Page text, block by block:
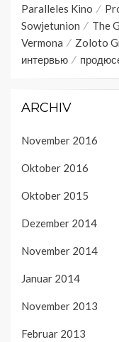
Paralleles Kino
Sowjetunion
The
Vermona
Zoloto
интервью
ARCHIV
November 2016
Oktober 2016
Oktober 2015
Dezember 2014
November 2014
Januar 2014
November 2013
Februar 2013